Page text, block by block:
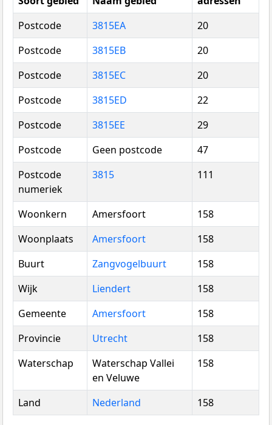
Postcode
3815EA
20
Postcode
3815EB
20
Postcode
3815EC
20
Postcode
3815ED
22
Postcode
3815EE
29
Postcode
Geen postcode
47
Postcode
numeriek
3815 111
Woonkern Amersfoort
158
Woonplaats
Amersfoort
158
Buurt
Zangvogelbuurt
158
Wijk
Liendert
158
Gemeente
Amersfoort
158
Provincie
Utrecht
158
Waterschap
Waterschap Vallei
en Veluwe
158
Land Nederland 158